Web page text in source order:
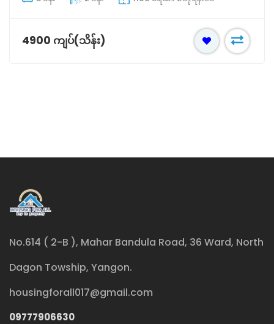
4900 ကျပ်(သိန်း)
No.614 ( 2-B ), Mahar Bandula Road, 36 Ward, North
Dagon Towship, Yangon.
housingforall017@gmail.com
09777906630